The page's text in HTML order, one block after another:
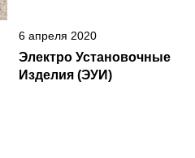
6 апреля 2020
Электро Установочные
Изделия (ЭУИ)